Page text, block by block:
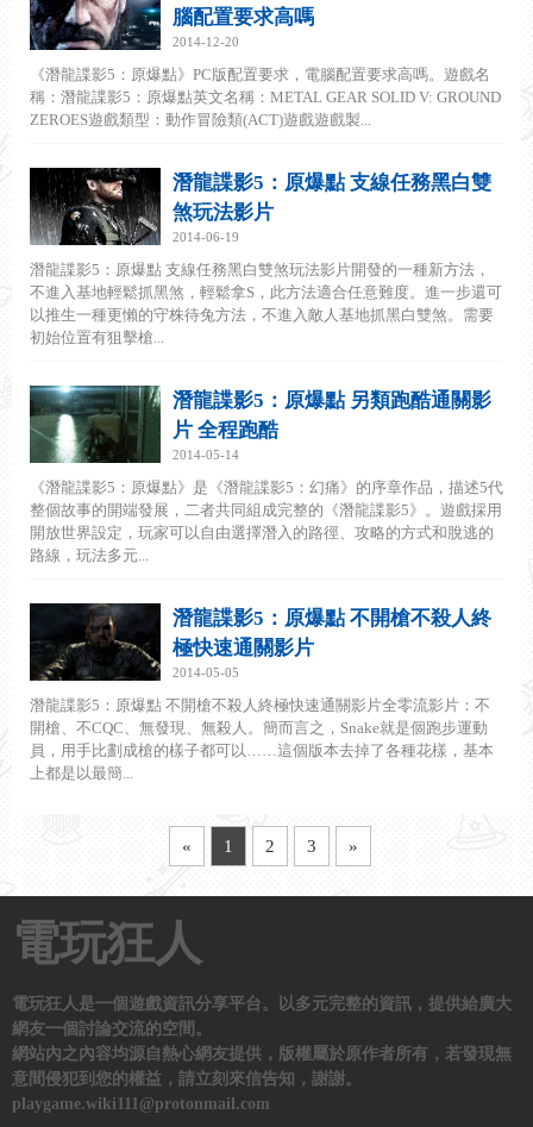
腦配置要求高嗎
2014-12-20
《潛龍諜影5：原爆點》PC版配置要求，電腦配置要求高嗎。遊戲名
稱：潛龍諜影5：原爆點英文名稱：METAL GEAR SOLID V: GROUND
ZEROES遊戲類型：動作冒險類(ACT)遊戲遊戲製...
潛龍諜影5：原爆點 支線任務黑白雙
煞玩法影片
2014-06-19
潛龍諜影5：原爆點 支線任務黑白雙煞玩法影片開發的一種新方法，
不進入基地輕鬆抓黑煞，輕鬆拿S，此方法適合任意難度。進一步還可
以推生一種更懶的守株待兔方法，不進入敵人基地抓黑白雙煞。需要
初始位置有狙擊槍...
潛龍諜影5：原爆點 另類跑酷通關影
片 全程跑酷
2014-05-14
《潛龍諜影5：原爆點》是《潛龍諜影5：幻痛》的序章作品，描述5代
整個故事的開端發展，二者共同組成完整的《潛龍諜影5》。遊戲採用
開放世界設定，玩家可以自由選擇潛入的路徑、攻略的方式和脫逃的
路線，玩法多元...
潛龍諜影5：原爆點 不開槍不殺人終
極快速通關影片
2014-05-05
潛龍諜影5：原爆點 不開槍不殺人終極快速通關影片全零流影片：不
開槍、不CQC、無發現、無殺人。簡而言之，Snake就是個跑步運動
員，用手比劃成槍的樣子都可以……這個版本去掉了各種花樣，基本
上都是以最簡...
« 1 2 3 »
電玩狂人
電玩狂人是一個遊戲資訊分享平台。以多元完整的資訊，提供給廣大
網友一個討論交流的空間。
網站內之內容均源自熱心網友提供，版權屬於原作者所有，若發現無
意間侵犯到您的權益，請立刻來信告知，謝謝。
playgame.wiki111@protonmail.com